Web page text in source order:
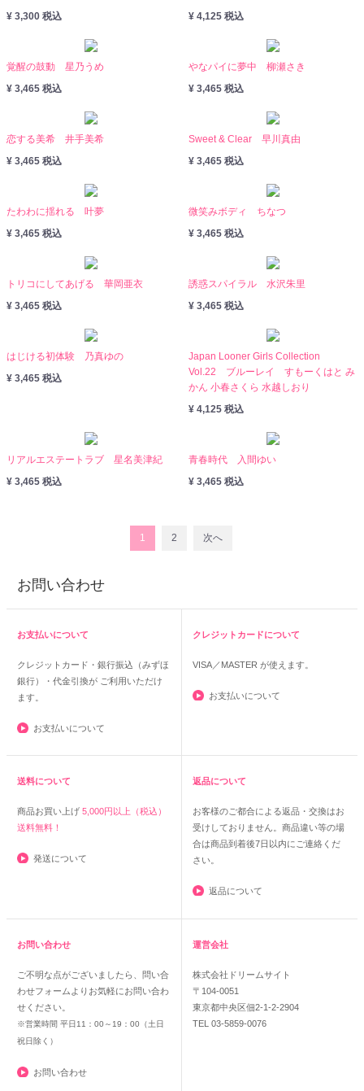
¥ 3,300 税込
¥ 4,125 税込
覚醒の鼓動 星乃うめ
¥ 3,465 税込
やなパイに夢中 柳瀬さき
¥ 3,465 税込
恋する美希 井手美希
¥ 3,465 税込
Sweet & Clear 早川真由
¥ 3,465 税込
たわわに揺れる 叶夢
¥ 3,465 税込
微笑みボディ ちなつ
¥ 3,465 税込
トリコにしてあげる 華岡亜衣
¥ 3,465 税込
誘惑スパイラル 水沢朱里
¥ 3,465 税込
はじける初体験 乃真ゆの
¥ 3,465 税込
Japan Looner Girls Collection
Vol.22 ブルーレイ すもーくはと み
かん 小春さくら 水越しおり
¥ 4,125 税込
リアルエステートラブ 星名美津紀
¥ 3,465 税込
青春時代 入間ゆい
¥ 3,465 税込
1 2 次へ
お問い合わせ
お支払いについて
クレジットカード・銀行振込（みずほ
銀行）・代金引換が ご利用いただけ
ます。
お支払いについて
クレジットカードについて
VISA／MASTER が使えます。
お支払いについて
送料について
商品お買い上げ 5,000円以上（税込）
送料無料！
発送について
返品について
お客様のご都合による返品・交換はお
受けしておりません。商品違い等の場
合は商品到着後7日以内にご連絡くだ
さい。
返品について
お問い合わせ
ご不明な点がございましたら、問い合
わせフォームよりお気軽にお問い合わ
せください。
※営業時間 平日11：00～19：00（土日
祝日除く）
お問い合わせ
運営会社
株式会社ドリームサイト
〒104-0051
東京都中央区佃2-1-2-2904
TEL 03-5859-0076